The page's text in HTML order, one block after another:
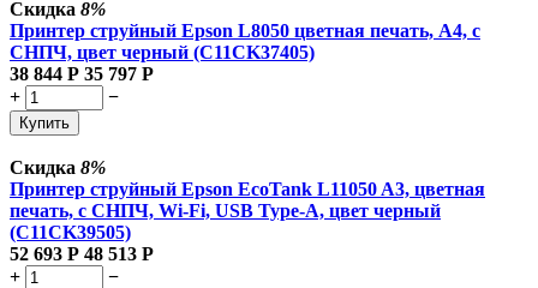
Скидка 8%
Принтер струйный Epson L8050 цветная печать, A4, с
СНПЧ, цвет черный (C11CK37405)
38 844 Р 35 797 Р
+
−
Купить
Скидка 8%
Принтер струйный Epson EcoTank L11050 A3, цветная
печать, с СНПЧ, Wi-Fi, USB Type-A, цвет черный
(C11CK39505)
52 693 Р 48 513 Р
+
−